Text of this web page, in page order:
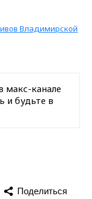
Владимирской
макс-канале
и будьте в
Поделиться